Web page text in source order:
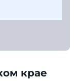
крае